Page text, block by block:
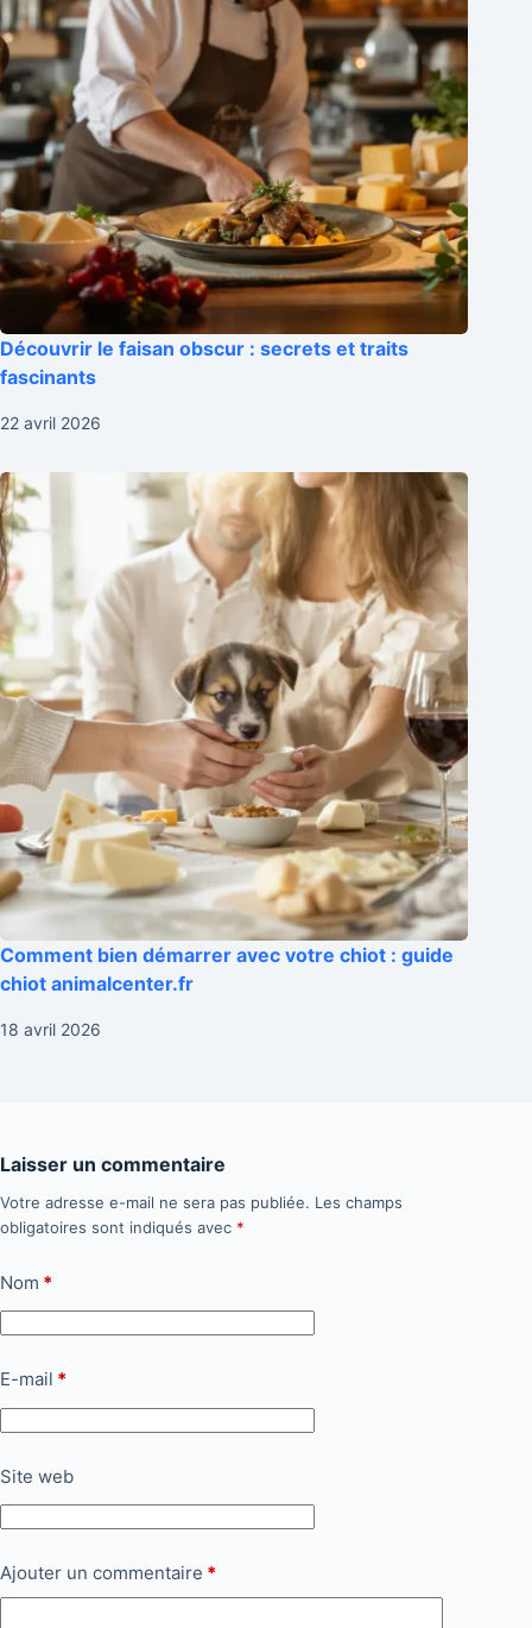
Découvrir le faisan obscur : secrets et traits
fascinants
22 avril 2026
Comment bien démarrer avec votre chiot : guide
chiot animalcenter.fr
18 avril 2026
Laisser un commentaire
Votre adresse e-mail ne sera pas publiée. Les champs
obligatoires sont indiqués avec *
Nom *
E-mail *
Site web
Ajouter un commentaire *